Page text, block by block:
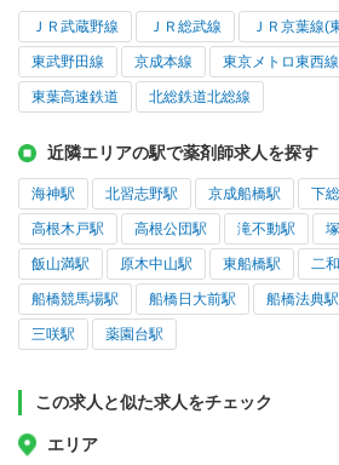
ＪＲ武蔵野線 ＪＲ総武線 ＪＲ京葉線(
東武野田線 京成本線 東京メトロ東西線
東葉高速鉄道 北総鉄道北総線
近隣エリアの駅で薬剤師求人を探す
海神駅 北習志野駅 京成船橋駅 下
高根木戸駅 高根公団駅 滝不動駅
飯山満駅 原木中山駅 東船橋駅 二
船橋競馬場駅 船橋日大前駅 船橋法典駅
三咲駅 薬園台駅
この求人と似た求人をチェック
エリア